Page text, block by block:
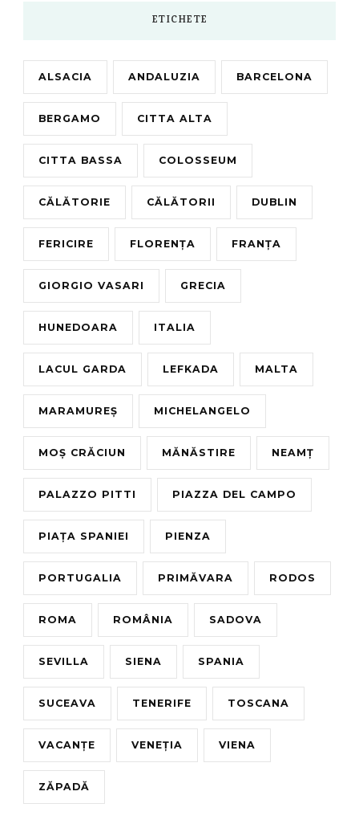
ETICHETE
ALSACIA ANDALUZIA BARCELONA
BERGAMO CITTA ALTA
CITTA BASSA COLOSSEUM
CĂLĂTORIE CĂLĂTORII DUBLIN
FERICIRE FLORENȚA FRANȚA
GIORGIO VASARI GRECIA
HUNEDOARA ITALIA
LACUL GARDA LEFKADA MALTA
MARAMUREȘ MICHELANGELO
MOȘ CRĂCIUN MĂNĂSTIRE NEAMȚ
PALAZZO PITTI PIAZZA DEL CAMPO
PIAȚA SPANIEI PIENZA
PORTUGALIA PRIMĂVARA RODOS
ROMA ROMÂNIA SADOVA
SEVILLA SIENA SPANIA
SUCEAVA TENERIFE TOSCANA
VACANȚE VENEȚIA VIENA
ZĂPADĂ